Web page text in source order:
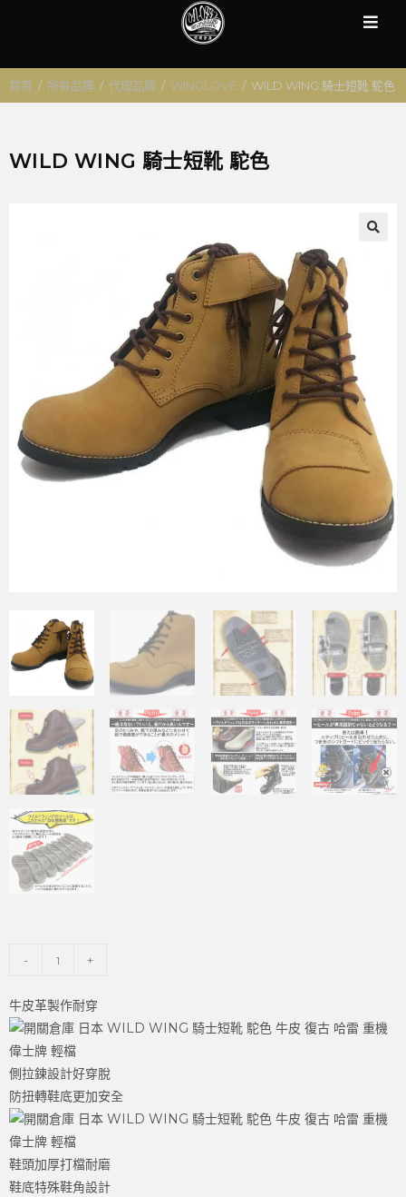
首頁 / 所有品牌 / 代理品牌 / WINGLOVE / WILD WING 騎士短靴 駝色
WILD WING 騎士短靴 駝色
- +
牛皮革製作耐穿
側拉鍊設計好穿脫
防扭轉鞋底更加安全
鞋頭加厚打檔耐磨
鞋底特殊鞋角設計